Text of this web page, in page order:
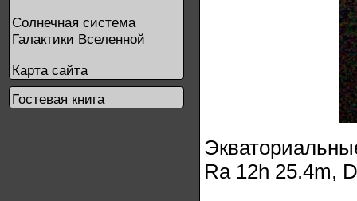
Солнечная система
Галактики Вселенной
Карта сайта
Гостевая книга
Ra 12h 25.4m,